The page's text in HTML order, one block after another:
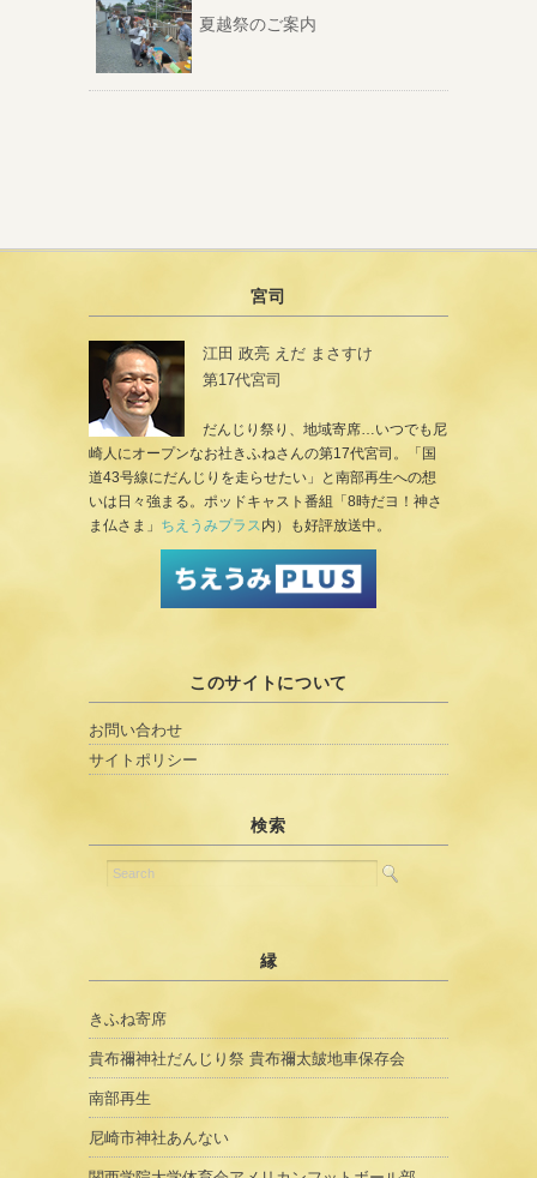
夏越祭のご案内
宮司
江田 政亮 えだ まさすけ
第17代宮司
だんじり祭り、地域寄席…いつでも尼
崎人にオープンなお社きふねさんの第17代宮司。「国
道43号線にだんじりを走らせたい」と南部再生への想
いは日々強まる。ポッドキャスト番組「8時だヨ！神さ
ま仏さま」 ちえうみプラス内）も好評放送中。
このサイトについて
お問い合わせ
サイトポリシー
検索
縁
きふね寄席
貴布禰神社だんじり祭 貴布禰太皷地車保存会
南部再生
尼崎市神社あんない